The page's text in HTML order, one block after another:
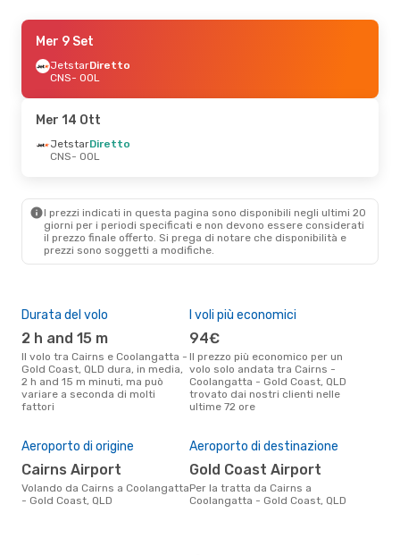
Lun 21 Set
JetstarDiretto
CNS- OOL
OOL- CNS
Gio 8 Ott- Sab 10 Ott
- CNS
Sab 5 Set- Sab 5 Set
OOL- CNS
Mer 9 Set
JetstarDiretto
CNS- OOL
Mer 14 Ott
JetstarDiretto
CNS- OOL
I prezzi indicati in questa pagina sono disponibili negli ultimi 20
giorni per i periodi specificati e non devono essere considerati
il ​​prezzo finale offerto. Si prega di notare che disponibilità e
prezzi sono soggetti a modifiche.
Durata del volo
2 h and 15 m
Il volo tra Cairns e Coolangatta -
Gold Coast, QLD dura, in media,
2 h and 15 m minuti, ma può
variare a seconda di molti
fattori
I voli più economici
94€
Il prezzo più economico per un
volo solo andata tra Cairns -
Coolangatta - Gold Coast, QLD
trovato dai nostri clienti nelle
ultime 72 ore
Aeroporto di origine
Cairns Airport
Volando da Cairns a Coolangatta
- Gold Coast, QLD
Aeroporto di destinazione
Gold Coast Airport
Per la tratta da Cairns a
Coolangatta - Gold Coast, QLD